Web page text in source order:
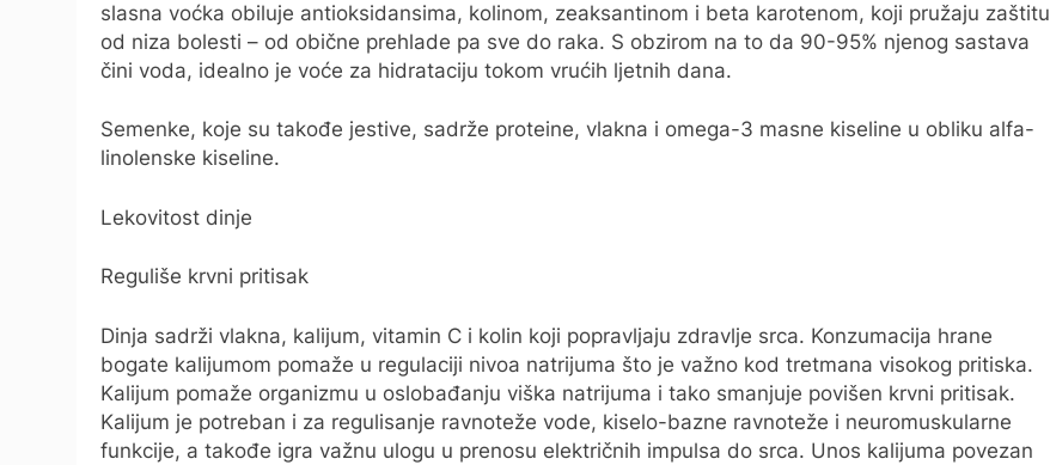
slasna voćka obiluje antioksidansima, kolinom, zeaksantinom i beta karotenom, koji pružaju zaštitu
od niza bolesti – od obične prehlade pa sve do raka. S obzirom na to da 90-95% njenog sastava
čini voda, idealno je voće za hidrataciju tokom vrućih ljetnih dana.
Semenke, koje su takođe jestive, sadrže proteine, vlakna i omega-3 masne kiseline u obliku alfa-
linolenske kiseline.
Lekovitost dinje
Reguliše krvni pritisak
Dinja sadrži vlakna, kalijum, vitamin C i kolin koji popravljaju zdravlje srca. Konzumacija hrane
bogate kalijumom pomaže u regulaciji nivoa natrijuma što je važno kod tretmana visokog pritiska.
Kalijum pomaže organizmu u oslobađanju viška natrijuma i tako smanjuje povišen krvni pritisak.
Kalijum je potreban i za regulisanje ravnoteže vode, kiselo-bazne ravnoteže i neuromuskularne
funkcije, a takođe igra važnu ulogu u prenosu električnih impulsa do srca. Unos kalijuma povezan